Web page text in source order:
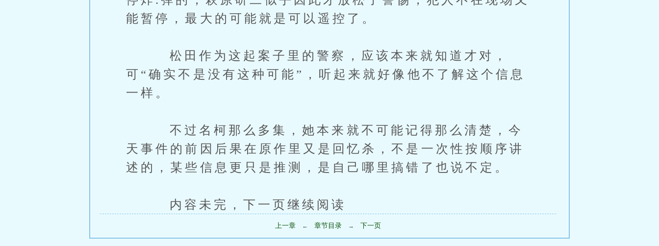
能暂停，最大的可能就是可以遥控了。
松田作为这起案子里的警察，应该本来就知道才对，
可“确实不是没有这种可能”，听起来就好像他不了解这个信息
一样。
不过名柯那么多集，她本来就不可能记得那么清楚，今
天事件的前因后果在原作里又是回忆杀，不是一次性按顺序讲
述的，某些信息更只是推测，是自己哪里搞错了也说不定。
内容未完，下一页继续阅读
上一章 ← 章节目录 → 下一页